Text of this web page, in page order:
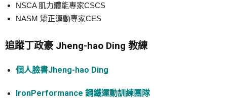
NSCA 肌力體能專家CSCS
NASM 矯正運動專家CES
追蹤丁政豪 Jheng-hao Ding 教練
個人臉書Jheng-hao Ding
IronPerformance 鋼鐵運動訓練團隊